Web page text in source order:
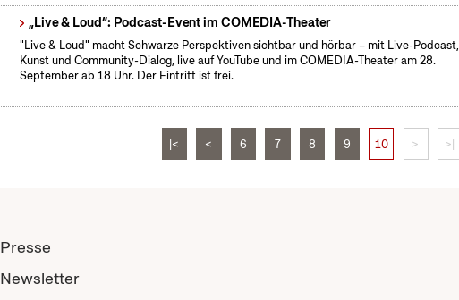
„Live & Loud“: Podcast-Event im COMEDIA-Theater
"Live & Loud" macht Schwarze Perspektiven sichtbar und hörbar – mit Live-Podcast,
Kunst und Community-Dialog, live auf YouTube und im COMEDIA-Theater am 28.
September ab 18 Uhr. Der Eintritt ist frei.
|< < 6 7 8 9 10 > >|
Presse
Newsletter